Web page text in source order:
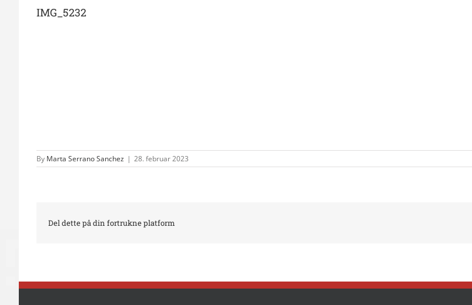
IMG_5232
By Marta Serrano Sanchez | 28. februar 2023
Del dette på din fortrukne platform